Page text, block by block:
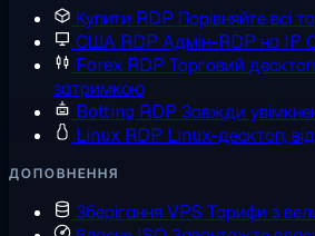
Купити RDP Порівняйте всі
США RDP Адмін-RDP на IP
Forex RDP Торговий
затримкою
Botting RDP Завжди
Linux RDP Linux-десктоп,
ДОПОВНЕННЯ
Зберігання VPS Тарифи з